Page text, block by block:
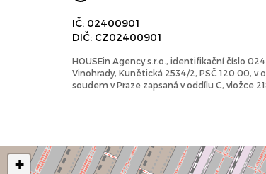
IČ: 02400901
DIČ: CZ02400901
HOUSEin Agency s.r.o., identifikační číslo
Vinohrady, Kunětická 2534/2, PSČ 120 00,
soudem v Praze zapsaná v oddílu C, vložce
+